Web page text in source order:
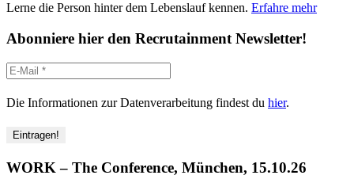
Lerne die Person hinter dem Lebenslauf kennen. Erfahre mehr
Abonniere hier den Recrutainment Newsletter!
Die Informationen zur Datenverarbeitung findest du hier.
WORK – The Conference, München, 15.10.26